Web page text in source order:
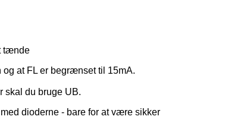
tænde
at FL er begrænset til 15mA.
skal du bruge UB.
dioderne - bare for at være sikker